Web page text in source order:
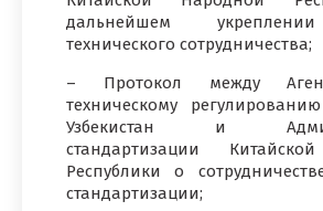
дальнейшем
технического сотрудничества;
– Протокол между
техническому
Узбекистан и
стандартизации
Республики о
стандартизации;